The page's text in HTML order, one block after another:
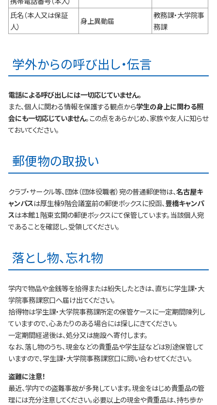
氏名（本人又は保証
人）
身上異動届
教務課・大学院事
務課
学外からの呼び出し・伝言
電話による呼び出しには一切応じていません。
また、個人に関わる情報を保護する観点から学生の身上に関わる照
会にも一切応じていません。この点をあらかじめ、家族や友人に知らせ
ておいてください。
郵便物の取扱い
クラブ・サークル等、団体（団体役職者）宛の普通郵便物は、名古屋キ
ャンパスは厚生棟9階会議室前の郵便ボックスに投函、豊橋キャンパ
スは本館１階東玄関の郵便ボックスにて保管しています。当該個人宛
であることを確認し、受領してください。
落とし物、忘れ物
学内で物品や金銭等を拾得または紛失したときは、直ちに学生課・大
学院事務課窓口へ届け出てください。
拾得物は学生課・大学院事務課所定の保管ケースに一定期間陳列し
ていますので、心あたりのある場合には探しにきてください。
一定期間経過後は、処分又は施設へ寄付します。
なお、落し物のうち、現金などの貴重品や学生証などは別途保管して
いますので、学生課・大学院事務課窓口に問い合わせてください。
盗難に注意！
最近、学内での盗難事故が多発しています。現金をはじめ貴重品の管
理には充分注意してください。必要以上の現金や貴重品は、持ち歩か